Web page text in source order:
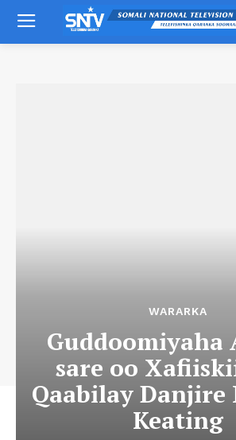
WARARKA
Guddoomiyaha
sare oo
Qaabilay Danjire
Keating